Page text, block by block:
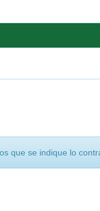
que se indique lo